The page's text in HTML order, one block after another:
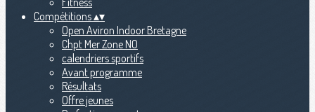
Compétitions▴▾
Open Aviron Indoor Bretagne
Chpt Mer Zone NO
calendriers sportifs
Avant programme
Résultats
Offre jeunes